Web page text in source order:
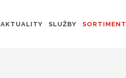
AKTUALITY SLUŽBY SORTIMENT